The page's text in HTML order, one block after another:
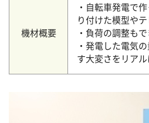
機材概要
・自転車発電で
り付けた模型や
・負荷の調整もで
・発電した電気
す大変さをリア